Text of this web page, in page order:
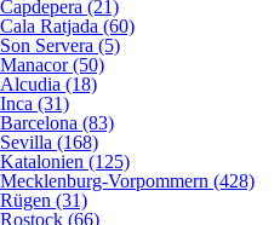
Capdepera (21)
Cala Ratjada (60)
Son Servera (5)
Manacor (50)
Alcudia (18)
Inca (31)
Barcelona (83)
Sevilla (168)
Katalonien (125)
Mecklenburg-Vorpommern (428)
Rügen (31)
Rostock (66)